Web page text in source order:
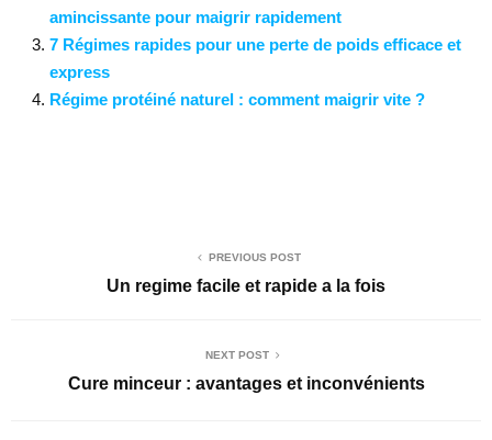
amincissante pour maigrir rapidement
7 Régimes rapides pour une perte de poids efficace et
express
Régime protéiné naturel : comment maigrir vite ?
PREVIOUS POST
Un regime facile et rapide a la fois
NEXT POST
Cure minceur : avantages et inconvénients